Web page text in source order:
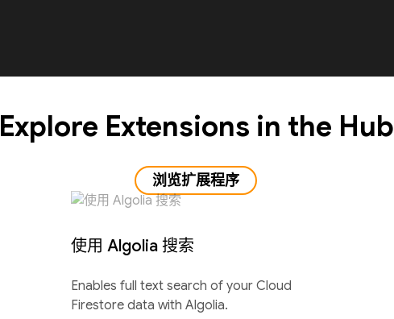
Explore Extensions in the Hub
浏览扩展程序
使用 Algolia 搜索
Enables full text search of your Cloud
Firestore data with Algolia.